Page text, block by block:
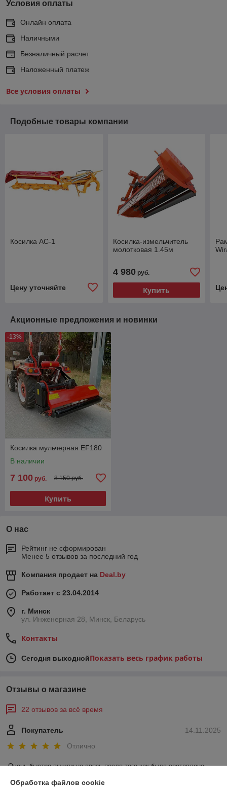
Условия оплаты
Онлайн оплата
Наличными
Безналичный расчет
Наложенный платеж
Все условия оплаты
Подобные товары компании
Косилка АС-1
Цену уточняйте
Косилка-измельчитель
молотковая 1.45м
4 980руб.
Купить
Акционные предложения и новинки
-13%
Косилка мульчерная EF180
В наличии
7 100 руб. 8 150 руб.
Купить
О нас
Рейтинг не сформирован
Менее 5 отзывов за последний год
Компания продает на Deal.by
Работает с 23.04.2014
г. Минск
ул. Инженерная 28, Минск, Беларусь
Контакты
Сегодня выходнойПоказать весь график работы
Отзывы о магазине
22 отзывов за всё время
14.11.2025
Покупатель
Отлично
Очень быстро вышли на связь после того как была составлена
Обработка файлов cookie